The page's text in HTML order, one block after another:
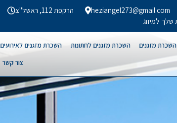
heziangel273@gmail.com הרקפת 112, ראשל"צ
השכרת מזגנים השכרת מזגנים לחתונות השכרת מזגנים לאירועים
צור קשר